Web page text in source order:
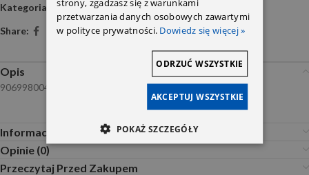
Kategoria:
Części karoserii
Share:
Opis
9069980040
Informacje dodatkowe
Opinie (0)
Przeczytaj Przed Zakupem
przetwarzania danych osobowych zawartymi
w polityce prywatności. Dowiedz się więcej »
AKCEPTUJ WSZYSTKIE
ODRZUĆ WSZYSTKIE
POKAŻ SZCZEGÓŁY